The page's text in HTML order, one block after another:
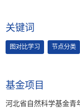
关键词
图对比学习 节点分类
基金项目
河北省自然科学基金青